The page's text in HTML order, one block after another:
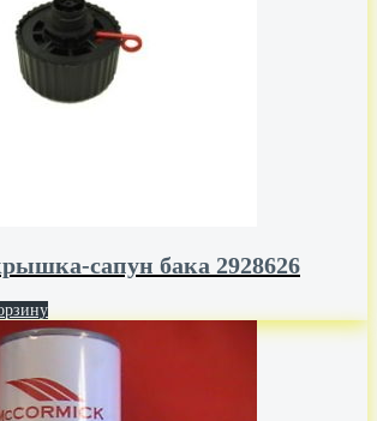
сапун бака 2928626